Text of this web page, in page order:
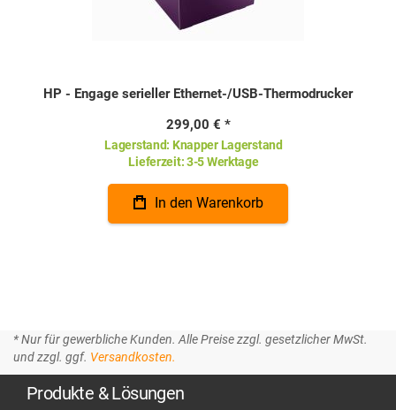
HP - Engage serieller Ethernet-/USB-Thermodrucker
299,00 €
Lagerstand: Knapper Lagerstand
Lieferzeit:3-5 Werktage
In den Warenkorb
* Nur für gewerbliche Kunden. Alle Preise zzgl. gesetzlicher MwSt.
und zzgl. ggf. Versandkosten.
Produkte & Lösungen